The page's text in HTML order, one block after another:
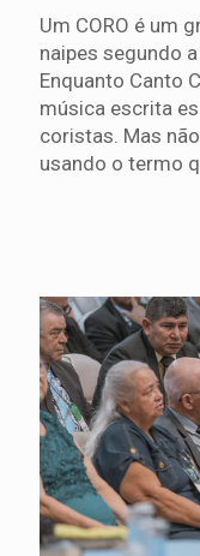
Um CORO é um
naipes segundo
Enquanto Canto
música escrita
coristas. Mas
usando o termo